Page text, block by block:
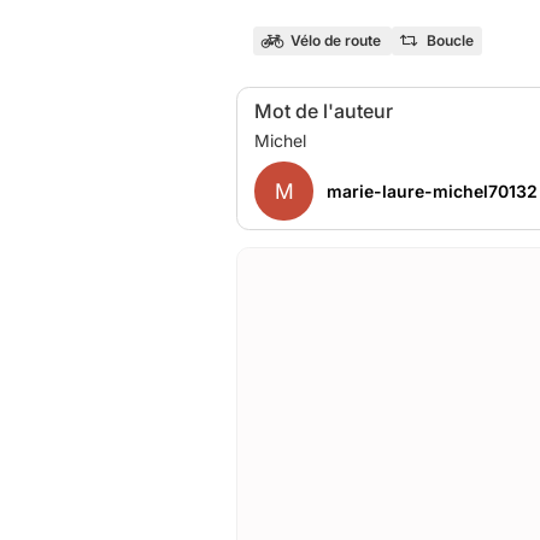
Vélo de route Boucle
Mot de l'auteur
M marie-laure-michel70132